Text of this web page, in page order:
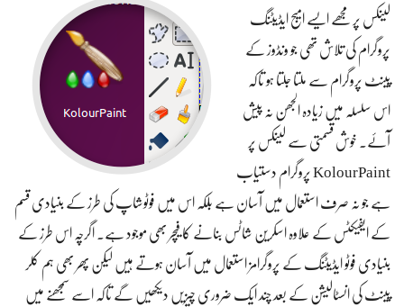
لینکس پر مجھے ایسے امیج ایڈیٹنگ
پروگرام کی تلاش تھی جو ونڈوز کے
پینٹ پروگرام سے ملتا جلتا ہو تاکہ
اس سلسلہ میں زیادہ الجھن نہ پیش
آئے۔ خوش قسمتی سے لینکس پر
KolourPaint پروگرام دستیاب
ہے جو نہ صرف استعمال میں آسان ہے بلکہ اس میں فوٹوشاپ کی طرز کے بنیادی قسم
کے ایفیکٹس کے علاوہ اسکرین شاٹس بنانے کا فیچر بھی موجود ہے۔ اگرچہ اس طرز کے
بنیادی فوٹو ایڈیٹنگ کے پروگرامز استعمال میں آسان ہوتے ہیں لیکن پھر بھی ہم کلر
پینٹ کی انسٹالیشن کے بعد چند ایک ضروری چیزیں دیکھیں گے تاکہ اسے سمجھنے میں